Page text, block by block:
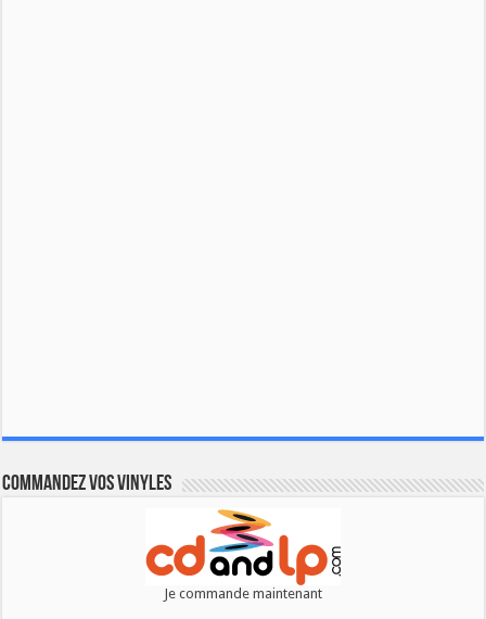
Commandez vos vinyles
Je commande maintenant